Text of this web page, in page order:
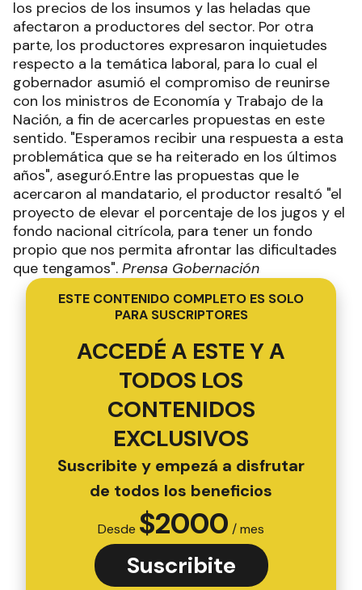
los precios de los insumos y las heladas que
afectaron a productores del sector. Por otra
parte, los productores expresaron inquietudes
respecto a la temática laboral, para lo cual el
gobernador asumió el compromiso de reunirse
con los ministros de Economía y Trabajo de la
Nación, a fin de acercarles propuestas en este
sentido. "Esperamos recibir una respuesta a esta
problemática que se ha reiterado en los últimos
años", aseguró.Entre las propuestas que le
acercaron al mandatario, el productor resaltó "el
proyecto de elevar el porcentaje de los jugos y el
fondo nacional citrícola, para tener un fondo
propio que nos permita afrontar las dificultades
que tengamos". Prensa Gobernación
ESTE CONTENIDO COMPLETO ES SOLO
PARA SUSCRIPTORES
ACCEDÉ A ESTE Y A
TODOS LOS
CONTENIDOS
EXCLUSIVOS
Suscribite y empezá a disfrutar
de todos los beneficios
Desde $2000 / mes
Suscribite